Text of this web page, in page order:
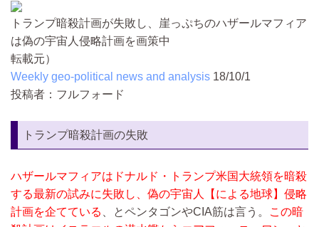
トランプ暗殺計画が失敗し、崖っぷちのハザールマフィア
は偽の宇宙人侵略計画を画策中
転載元）
Weekly geo-political news and analysis 18/10/1
投稿者：フルフォード
トランプ暗殺計画の失敗
ハザールマフィアはドナルド・トランプ米国大統領を暗殺
する最新の試みに失敗し、偽の宇宙人【による地球】侵略
計画を企てている
、とペンタゴンやCIA筋は言う。
この暗